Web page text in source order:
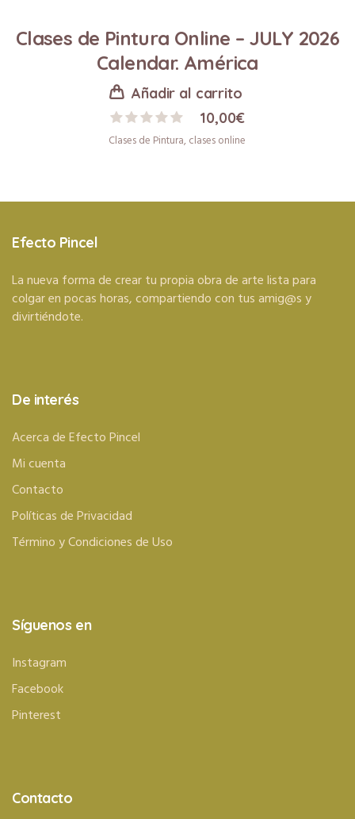
Clases de Pintura Online – JULY 2026
Calendar. América
Añadir al carrito
10,00€
Clases de Pintura,clases online
Efecto Pincel
La nueva forma de crear tu propia obra de arte lista para
colgar en pocas horas, compartiendo con tus amig@s y
divirtiéndote.
De interés
Acerca de Efecto Pincel
Mi cuenta
Contacto
Políticas de Privacidad
Término y Condiciones de Uso
Síguenos en
Instagram
Facebook
Pinterest
Contacto